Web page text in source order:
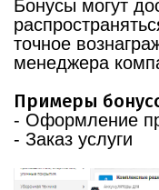
Бонусы могут
точное
менеджера
Примеры
- Оформление
- Заказ услуги